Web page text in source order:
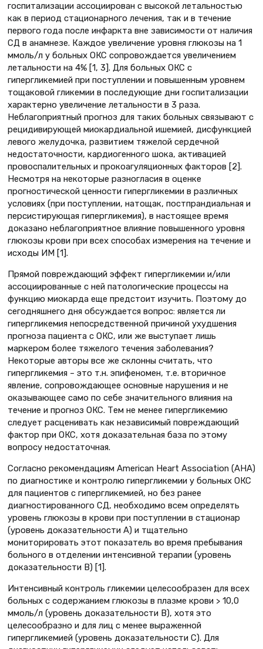
госпитализации ассоциирован с высокой летальностью
как в период стационарного лечения, так и в течение
первого года после инфаркта вне зависимости от наличия
СД в анамнезе. Каждое увеличение уровня глюкозы на 1
ммоль/л у больных ОКС сопровождается увеличением
летальности на 4% [1, 3]. Для больных ОКС с
гипергликемией при поступлении и повышенным уровнем
тощаковой гликемии в последующие дни госпитализации
характерно увеличение летальности в 3 раза.
Неблагоприятный прогноз для таких больных связывают с
рецидивирующей миокардиальной ишемией, дисфункцией
левого желудочка, развитием тяжелой сердечной
недостаточности, кардиогенного шока, активацией
провоспалительных и прокоагуляционных факторов [2].
Несмотря на некоторые разногласия в оценке
прогностической ценности гипергликемии в различных
условиях (при поступлении, натощак, постпрандиальная и
персистирующая гипергликемия), в настоящее время
доказано неблагоприятное влияние повышенного уровня
глюкозы крови при всех способах измерения на течение и
исходы ИМ [1].
Прямой повреждающий эффект гипергликемии и/или
ассоциированные с ней патологические процессы на
функцию миокарда еще предстоит изучить. Поэтому до
сегодняшнего дня обсуждается вопрос: является ли
гипергликемия непосредственной причиной ухудшения
прогноза пациента с ОКС, или же выступает лишь
маркером более тяжелого течения заболевания?
Некоторые авторы все же склонны считать, что
гипергликемия – это т.н. эпифеномен, т.е. вторичное
явление, сопровождающее основные нарушения и не
оказывающее само по себе значительного влияния на
течение и прогноз ОКС. Тем не менее гипергликемию
следует расценивать как независимый повреждающий
фактор при ОКС, хотя доказательная база по этому
вопросу недостаточная.
Согласно рекомендациям American Heart Association (АНА)
по диагностике и контролю гипергликемии у больных ОКС
для пациентов с гипергликемией, но без ранее
диагностированного СД, необходимо всем определять
уровень глюкозы в крови при поступлении в стационар
(уровень доказательности А) и тщательно
мониторировать этот показатель во время пребывания
больного в отделении интенсивной терапии (уровень
доказательности В) [1].
Интенсивный контроль гликемии целесообразен для всех
больных с содержанием глюкозы в плазме крови > 10,0
ммоль/л (уровень доказательности В), хотя это
целесообразно и для лиц с менее выраженной
гипергликемией (уровень доказательности С). Для